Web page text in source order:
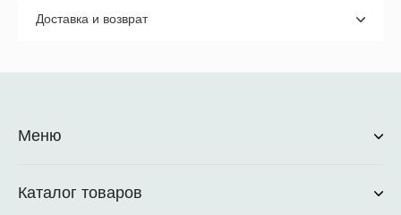
Доставка и возврат
Меню
Каталог товаров